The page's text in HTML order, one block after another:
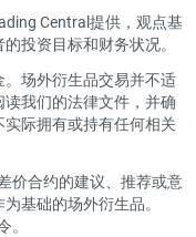
Central提供，观点基
投资目标和财务状况。
场外衍生品交易并不适
我们的法律文件，并确
际拥有或持有任何相关
价合约的建议、推荐或意
基础的场外衍生品。